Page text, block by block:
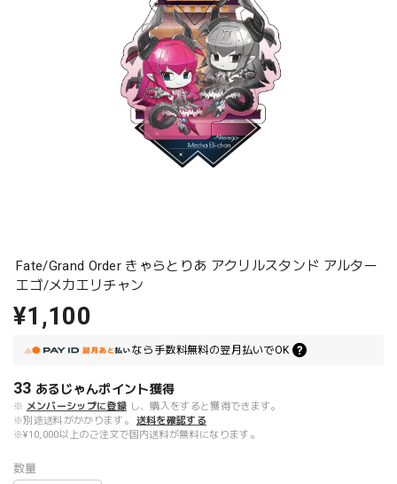
Fate/Grand Order きゃらとりあ アクリルスタンド アルター
エゴ/メカエリチャン
¥1,100
なら 手数料無料の翌月払いでOK
33 あるじゃんポイント獲得
※ メンバーシップに登録 し、購入をすると獲得できます。
※別途送料がかかります。
送料を確認する
※¥10,000以上のご注文で国内送料が無料になります。
数量